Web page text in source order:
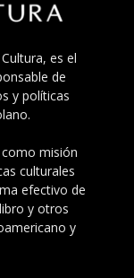
es el
de
y políticas
como misión
culturales
efectivo de
y otros
y